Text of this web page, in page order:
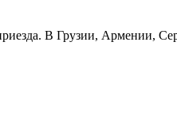
В Грузии, Армении,